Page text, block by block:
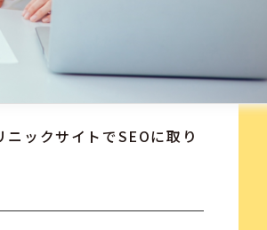
ックサイトでSEOに取り